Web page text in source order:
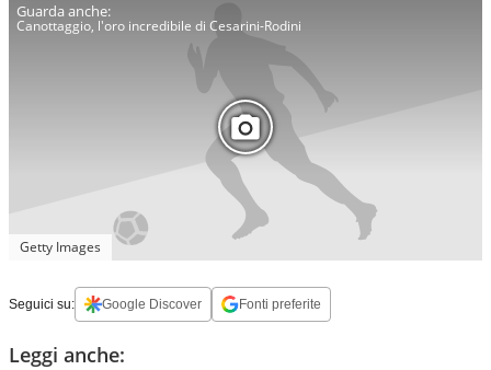
Canottaggio, l'oro incredibile di Cesarini-Rodini
Getty Images
Seguici su: Google Discover Fonti preferite
Leggi anche: